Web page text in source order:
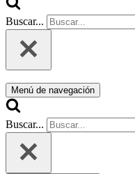
Buscar...
Menú de navegación
Buscar...